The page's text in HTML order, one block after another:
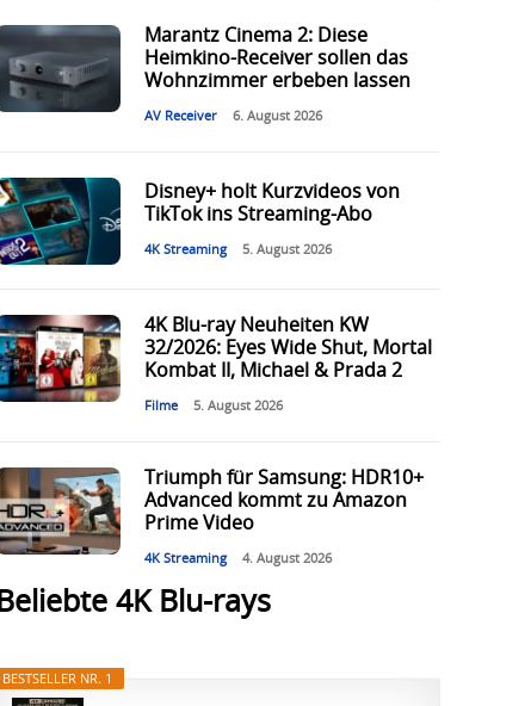
Marantz Cinema 2: Diese
Heimkino-Receiver sollen das
Wohnzimmer erbeben lassen
AV Receiver 6. August 2026
Disney+ holt Kurzvideos von
TikTok ins Streaming-Abo
4K Streaming 5. August 2026
4K Blu-ray Neuheiten KW
32/2026: Eyes Wide Shut, Mortal
Kombat II, Michael & Prada 2
Filme 5. August 2026
Triumph für Samsung: HDR10+
Advanced kommt zu Amazon
Prime Video
4K Streaming 4. August 2026
Beliebte 4K Blu-rays
BESTSELLER NR. 1